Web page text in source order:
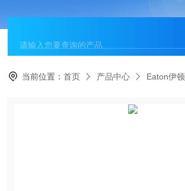
当前位置：首页 产品中心 Eaton伊顿